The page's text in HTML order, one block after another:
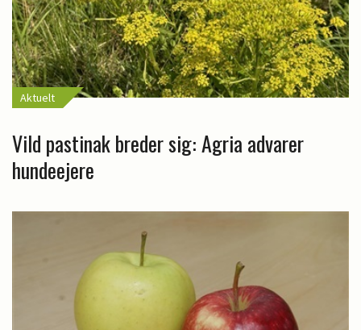
Aktuelt
Vild pastinak breder sig: Agria advarer
hundeejere